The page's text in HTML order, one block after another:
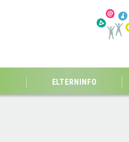
ELTERNINFO